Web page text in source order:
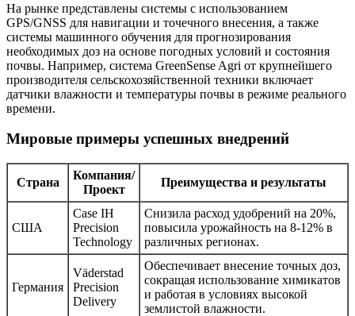
На рынке представлены системы с использованием
GPS/GNSS для навигации и точечного внесения, а также
системы машинного обучения для прогнозирования
необходимых доз на основе погодных условий и состояния
почвы. Например, система GreenSense Agri от крупнейшего
производителя сельскохозяйственной техники включает
датчики влажности и температуры почвы в режиме реального
времени.
Мировые примеры успешных внедрений
Страна
Компания/
Проект
Преимущества и результаты
США
Case IH
Precision
Technology
Снизила расход удобрений на 20%,
повысила урожайность на 8-12% в
различных регионах.
Германия
Väderstad
Precision
Delivery
Обеспечивает внесение точных доз,
сокращая использование химикатов
и работая в условиях высокой
землистой влажности.